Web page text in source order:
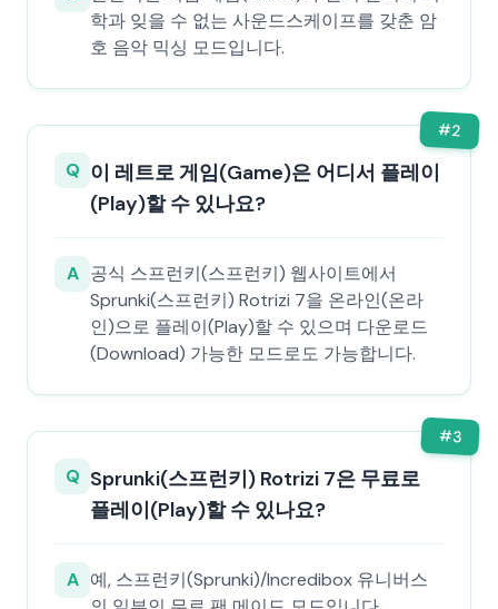
학과 잊을 수 없는 사운드스케이프를 갖춘 암
호 음악 믹싱 모드입니다.
#2
Q 이 레트로 게임(Game)은 어디서 플레이
(Play)할 수 있나요?
A 공식 스프런키(스프런키) 웹사이트에서
Sprunki(스프런키) Rotrizi 7을 온라인(온라
인)으로 플레이(Play)할 수 있으며 다운로드
(Download) 가능한 모드로도 가능합니다.
#3
Q Sprunki(스프런키) Rotrizi 7은 무료로
플레이(Play)할 수 있나요?
A 예, 스프런키(Sprunki)/Incredibox 유니버스